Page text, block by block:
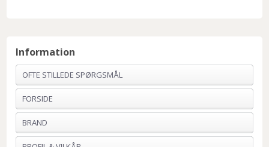
Information
OFTE STILLEDE SPØRGSMÅL
FORSIDE
BRAND